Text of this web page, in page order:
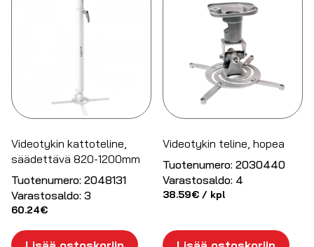
Videotykin kattoteline,
säädettävä 820-1200mm
Tuotenumero: 2048131
Varastosaldo: 3
60.24€
Videotykin teline, hopea
Tuotenumero: 2030440
Varastosaldo: 4
38.59€ / kpl